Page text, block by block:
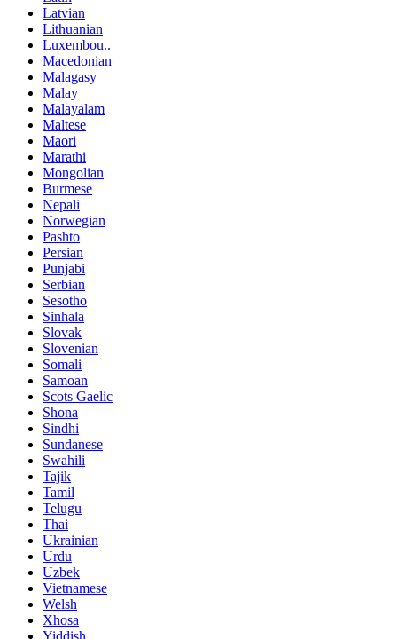
Latvian
Lithuanian
Luxembou..
Macedonian
Malagasy
Malay
Malayalam
Maltese
Maori
Marathi
Mongolian
Burmese
Nepali
Norwegian
Pashto
Persian
Punjabi
Serbian
Sesotho
Sinhala
Slovak
Slovenian
Somali
Samoan
Scots Gaelic
Shona
Sindhi
Sundanese
Swahili
Tajik
Tamil
Telugu
Thai
Ukrainian
Urdu
Uzbek
Vietnamese
Welsh
Xhosa